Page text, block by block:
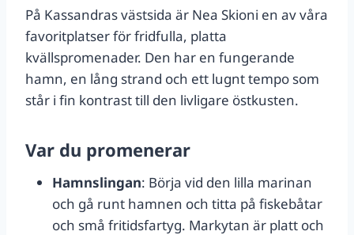
På Kassandras västsida är Nea Skioni en av våra
favoritplatser för fridfulla, platta
kvällspromenader. Den har en fungerande
hamn, en lång strand och ett lugnt tempo som
står i fin kontrast till den livligare östkusten.
Var du promenerar
Hamnslingan: Börja vid den lilla marinan
och gå runt hamnen och titta på fiskebåtar
och små fritidsfartyg. Markytan är platt och